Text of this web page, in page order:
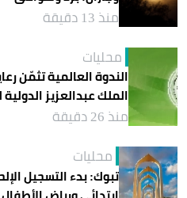
منذ 13 دقيقة
محليات
الندوة العالمية تثمّن
الملك عبدالعزيز
منذ 26 دقيقة
محليات
تبوك: بدء التسجيل